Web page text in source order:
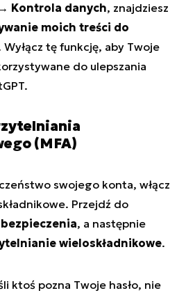
Kontrola danych, znajdziesz
moich treści do
Wyłącz tę funkcję, aby Twoje
do ulepszania
(MFA)
swojego konta, włącz
Przejdź do
, a następnie
wieloskładnikowe.
ktoś pozna Twoje hasło, nie